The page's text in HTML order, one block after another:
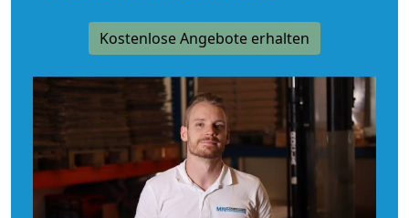
Kostenlose Angebote erhalten